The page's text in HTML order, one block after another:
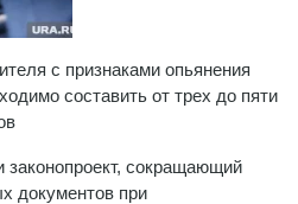
с признаками опьянения
составить от трех до пяти
сокращающий
документов при